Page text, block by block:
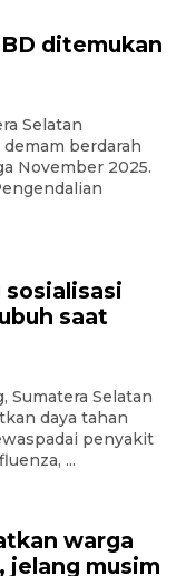
ditemukan
Selatan
berdarah
November 2025.
saat
Sumatera Selatan
daya tahan
penyakit
...
warga
jelang musim